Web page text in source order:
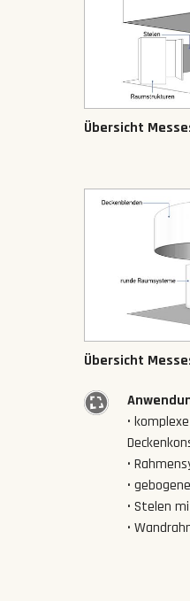
Übersicht
Übersicht
• komplexe
•
•
• Stelen
•